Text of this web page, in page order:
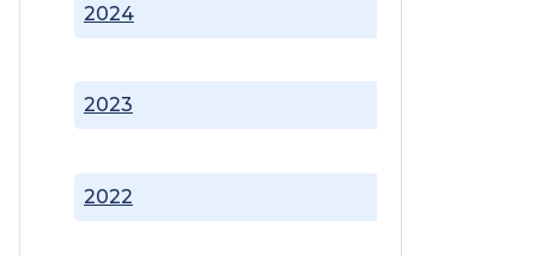
2022
2023
2024